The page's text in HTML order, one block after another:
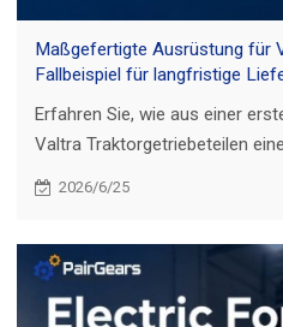
Maßgefertigte Ausrüstung für
Fallbeispiel für langfristige
Erfahren Sie, wie aus einer
Valtra Traktorgetriebeteilen
Zusammenarbeit mit
2026/6/25